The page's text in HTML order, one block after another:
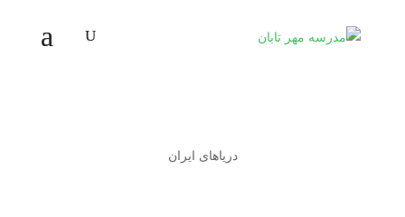
دریاهای ایران